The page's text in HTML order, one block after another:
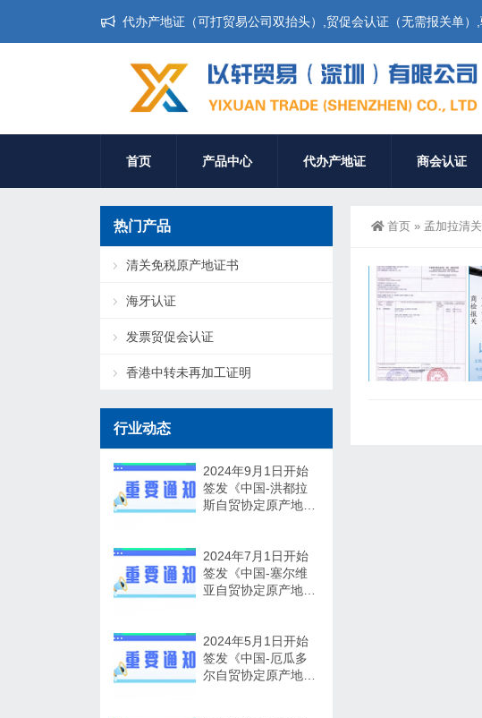
代办产地证（可打贸易公司双抬头）,贸促会认证（无需报关单
首页 产品中心 代办产地证 商会认证
首页 » 孟加拉清
热门产品
清关免税原产地证书
海牙认证
发票贸促会认证
香港中转未再加工证明
行业动态
2024年9月1日开始
签发《中国-洪都拉
斯自贸协定原产地证
2024年7月1日开始
签发《中国-塞尔维
亚自贸协定原产地证
2024年5月1日开始
签发《中国-厄瓜多
尔自贸协定原产地证